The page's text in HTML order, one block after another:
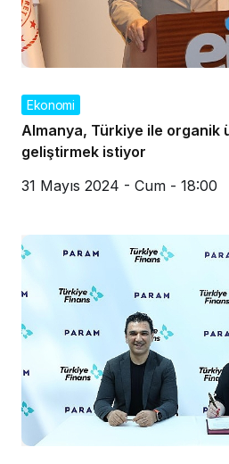
Ekonomi
Almanya, Türkiye ile organik
geliştirmek istiyor
31 Mayıs 2024 - Cum - 18:00